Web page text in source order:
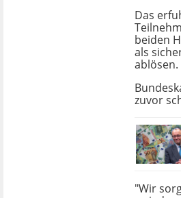
Das
beiden
als
ablösen.
zuvor
"Wir